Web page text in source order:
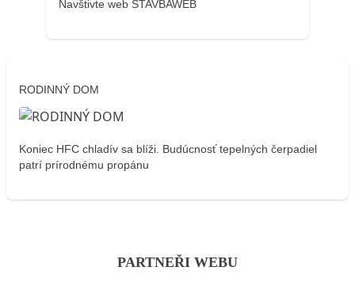
Navštivte web STAVBAWEB
RODINNÝ DOM
Koniec HFC chladív sa blíži. Budúcnosť tepelných čerpadiel
patrí prírodnému propánu
PARTNEŘI WEBU